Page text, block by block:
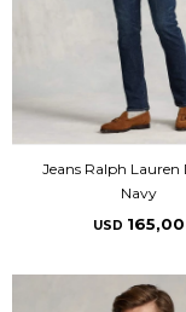
Jeans Ralph Lauren
Navy
USD 165,00